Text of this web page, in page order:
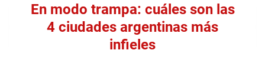
En modo trampa: cuáles son las
4 ciudades argentinas más
infieles